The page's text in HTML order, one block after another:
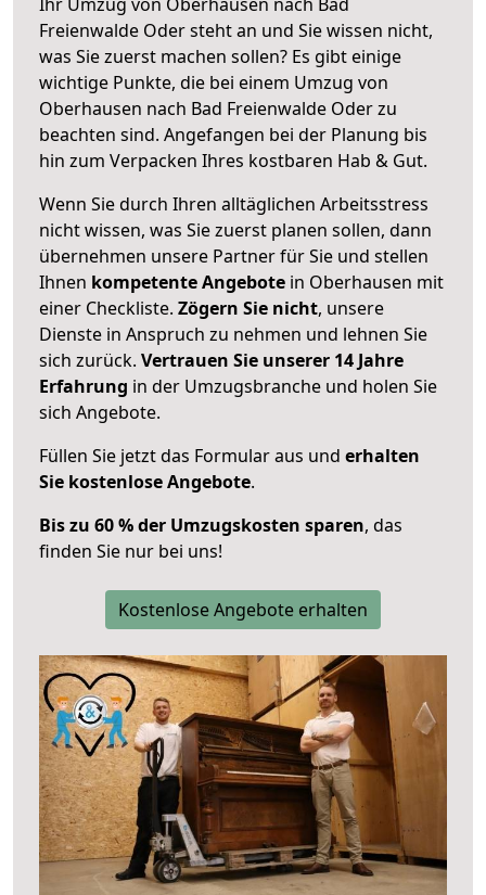
Freienwalde Oder steht an und Sie wissen nicht,
was Sie zuerst machen sollen? Es gibt einige
wichtige Punkte, die bei einem Umzug von
Oberhausen nach Bad Freienwalde Oder zu
beachten sind. Angefangen bei der Planung bis
hin zum Verpacken Ihres kostbaren Hab & Gut.
Wenn Sie durch Ihren alltäglichen Arbeitsstress
nicht wissen, was Sie zuerst planen sollen, dann
übernehmen unsere Partner für Sie und stellen
Ihnen kompetente Angebote in Oberhausen mit
einer Checkliste. Zögern Sie nicht, unsere
Dienste in Anspruch zu nehmen und lehnen Sie
sich zurück. Vertrauen Sie unserer 14 Jahre
Erfahrung in der Umzugsbranche und holen Sie
sich Angebote.
Füllen Sie jetzt das Formular aus und erhalten
Sie kostenlose Angebote.
Bis zu 60 % der Umzugskosten sparen, das
finden Sie nur bei uns!
Kostenlose Angebote erhalten